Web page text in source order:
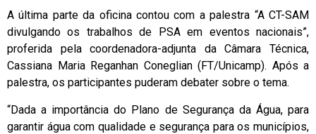
A última parte da oficina contou com a palestra “A CT-SAM
divulgando os trabalhos de PSA em eventos nacionais”,
proferida pela coordenadora-adjunta da Câmara Técnica,
Cassiana Maria Reganhan Coneglian (FT/Unicamp). Após a
palestra, os participantes puderam debater sobre o tema.
“Dada a importância do Plano de Segurança da Água, para
garantir água com qualidade e segurança para os municípios,